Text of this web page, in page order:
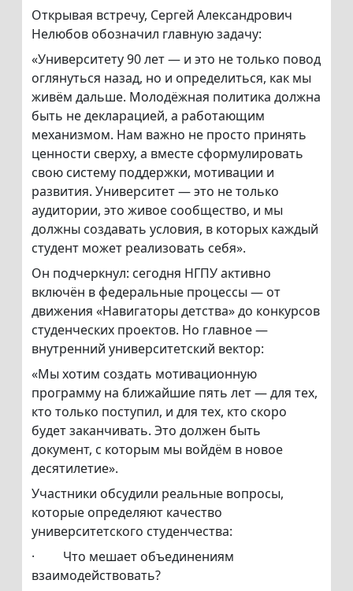
Открывая встречу, Сергей Александрович
Нелюбов обозначил главную задачу:
«Университету 90 лет — и это не только повод
оглянуться назад, но и определиться, как мы
живём дальше. Молодёжная политика должна
быть не декларацией, а работающим
механизмом. Нам важно не просто принять
ценности сверху, а вместе сформулировать
свою систему поддержки, мотивации и
развития. Университет — это не только
аудитории, это живое сообщество, и мы
должны создавать условия, в которых каждый
студент может реализовать себя».
Он подчеркнул: сегодня НГПУ активно
включён в федеральные процессы — от
движения «Навигаторы детства» до конкурсов
студенческих проектов. Но главное —
внутренний университетский вектор:
«Мы хотим создать мотивационную
программу на ближайшие пять лет — для тех,
кто только поступил, и для тех, кто скоро
будет заканчивать. Это должен быть
документ, с которым мы войдём в новое
десятилетие».
Участники обсудили реальные вопросы,
которые определяют качество
университетского студенчества:
· Что мешает объединениям
взаимодействовать?